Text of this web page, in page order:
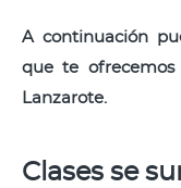
A continuación
que te
Lanzarote.
Clases se